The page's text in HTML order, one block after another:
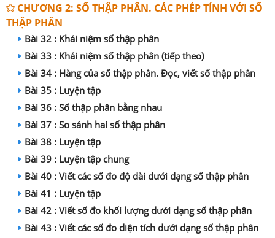
CHƯƠNG 2: SỐ THẬP PHÂN. CÁC PHÉP TÍNH VỚI SỐ
THẬP PHÂN
Bài 32 : Khái niệm số thập phân
Bài 33 : Khái niệm số thập phân (tiếp theo)
Bài 34 : Hàng của số thập phân. Đọc, viết số thập phân
Bài 35 : Luyện tập
Bài 36 : Số thập phân bằng nhau
Bài 37 : So sánh hai số thập phân
Bài 38 : Luyện tập
Bài 39 : Luyện tập chung
Bài 40 : Viết các số đo độ dài dưới dạng số thập phân
Bài 41 : Luyện tập
Bài 42 : Viết số đo khối lượng dưới dạng số thập phân
Bài 43 : Viết các số đo diện tích dưới dạng số thập phân